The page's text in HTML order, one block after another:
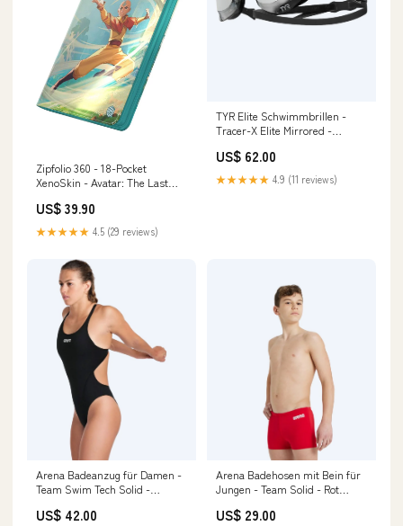
Zipfolio 360 - 18-Pocket
XenoSkin - Avatar: The Last
Karlov Manor
US$ 39.90
★★★★★ 4.5 (29 reviews)
TYR Elite Schwimmbrillen -
Tracer-X Elite Mirrored -
YGroup_ComboMixborn
US$ 62.00
★★★★★ 4.9 (11 reviews)
Arena Badeanzug für Damen -
Team Swim Tech Solid -
YGroup_TracksMirrorborn
US$ 42.00
Arena Badehosen mit Bein für
Jungen - Team Solid - Rot
US$ 29.00